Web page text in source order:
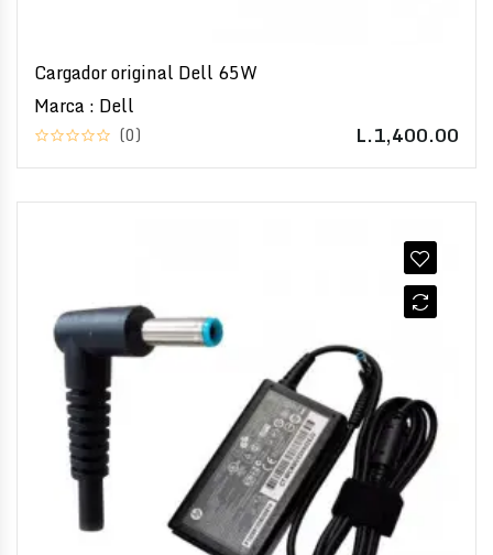
Cargador original Dell 65W
Marca : Dell
(0) L.1,400.00